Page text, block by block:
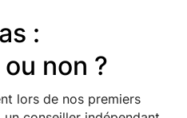
:
non ?
lors de nos premiers